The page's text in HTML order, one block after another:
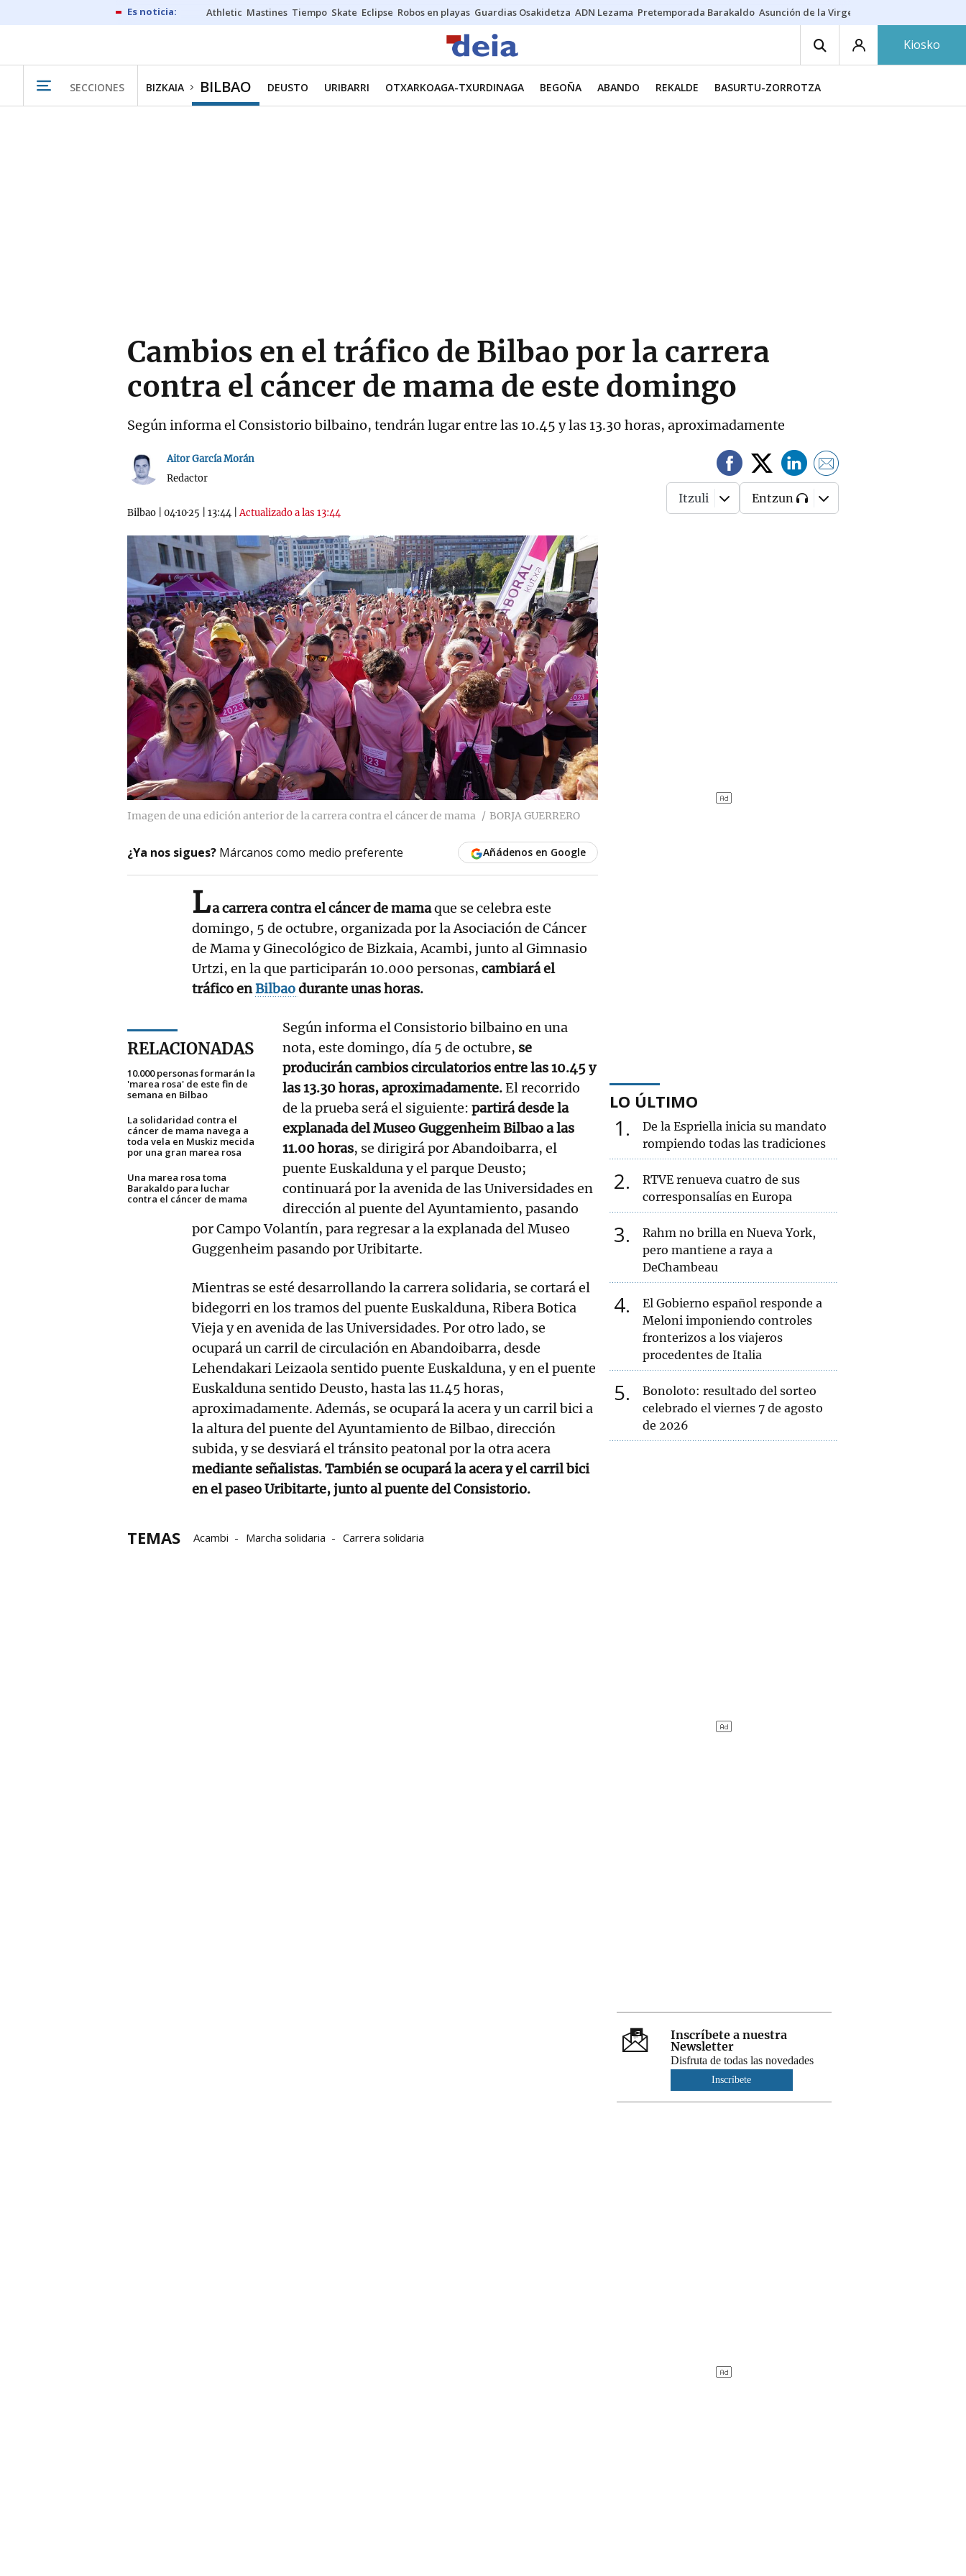
Athletic Mastines Tiempo Skate Eclipse Robos en playas Guardias Osakidetza ADN Lezama Pretemporada Barakaldo Asunción de la Virgen
Kiosko
SECCIONES BIZKAIA BILBAO DEUSTO URIBARRI OTXARKOAGA-TXURDINAGA BEGOÑA ABANDO REKALDE BASURTU-ZORROTZA
Cambios en el tráfico de Bilbao por la carrera
contra el cáncer de mama de este domingo
Según informa el Consistorio bilbaino, tendrán lugar entre las 10.45 y las 13.30 horas, aproximadamente
Aitor García Morán
Redactor
Bilbao 04·10·25 13:44 |Actualizado a las 13:44
Itzuli Entzun
Imagen de una edición anterior de la carrera contra el cáncer de mama BORJA GUERRERO
¿Ya nos sigues? Márcanos como medio preferente Añádenos en Google
La carrera contra el cáncer de mamaque se celebra este
domingo, 5 de octubre, organizada por la Asociación de Cáncer
de Mama y Ginecológico de Bizkaia, Acambi, junto al Gimnasio
Urtzi, en la que participarán 10.000 personas, cambiará el
tráfico enBilbaodurante unas horas.
RELACIONADAS
10.000 personas formarán la
'marea rosa' de este fin de
semana en Bilbao
La solidaridad contra el
cáncer de mama navega a
toda vela en Muskiz mecida
por una gran marea rosa
Una marea rosa toma
Barakaldo para luchar
contra el cáncer de mama
Según informa el Consistorio bilbaino en una
nota, este domingo, día 5 de octubre, se
producirán cambios circulatorios entre las 10.45 y
las 13.30 horas, aproximadamente.El recorrido
de la prueba será el siguiente:partirá desde la
explanada del Museo Guggenheim Bilbao a las
11.00 horas, se dirigirá por Abandoibarra, el
puente Euskalduna y el parque Deusto;
continuará por la avenida de las Universidades en
dirección al puente del Ayuntamiento, pasando
por Campo Volantín, para regresar a la explanada del Museo
Guggenheim pasando por Uribitarte.
Mientras se esté desarrollando la carrera solidaria, se cortará el
bidegorri en los tramos del puente Euskalduna, Ribera Botica
Vieja y en avenida de las Universidades. Por otro lado, se
ocupará un carril de circulación en Abandoibarra, desde
Lehendakari Leizaola sentido puente Euskalduna, y en el puente
Euskalduna sentido Deusto, hasta las 11.45 horas,
aproximadamente. Además, se ocupará la acera y un carril bici a
la altura del puente del Ayuntamiento de Bilbao, dirección
subida, y se desviará el tránsito peatonal por la otra acera
mediante señalistas. También se ocupará la acera y el carril bici
en el paseo Uribitarte, junto al puente del Consistorio.
TEMAS Acambi Marcha solidaria Carrera solidaria
LO ÚLTIMO
1
De la Espriella inicia su mandato
rompiendo todas las tradiciones
2
RTVE renueva cuatro de sus
corresponsalías en Europa
3
Rahm no brilla en Nueva York,
pero mantiene a raya a
DeChambeau
4
El Gobierno español responde a
Meloni imponiendo controles
fronterizos a los viajeros
procedentes de Italia
5
Bonoloto: resultado del sorteo
celebrado el viernes 7 de agosto
de 2026
Inscríbete a nuestra
Newsletter
Disfruta de todas las novedades
Inscríbete